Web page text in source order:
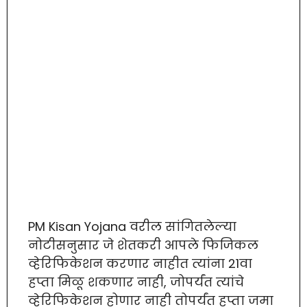
PM Kisan Yojana वरील सांगितलेल्या
नोटीसनुसार जे शेतकरी आपले फिजिकल
व्हेरिफिकेशन करणार नाहीत त्यांना 21वा
हप्ता मिळू शकणार नाही, जोपर्यंत त्यांचे
व्हेरिफिकेशन होणार नाही तोपर्यंत हप्ता जमा